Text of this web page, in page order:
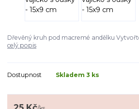
Dřevěný kruh pod macremé andělku
celý popis
Dostupnost Skladem 3 ks